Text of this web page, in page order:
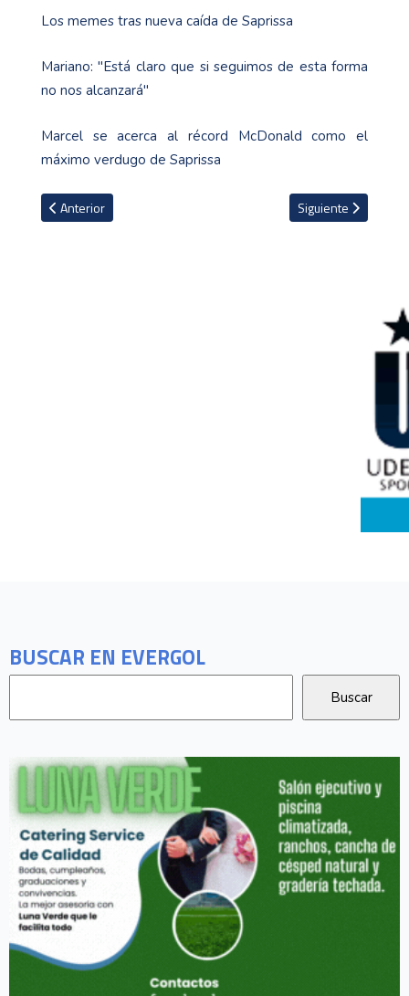
BUSCAR EN EVERGOL
Los memes tras nueva caída de Saprissa
Mariano: "Está claro que si seguimos de esta forma
no nos alcanzará"
Marcel se acerca al récord McDonald como el
máximo verdugo de Saprissa
Artículo anterior: Samuel Umtiti explotó contra niño que le pedía
Anterior Artículo siguiente:
Siguiente